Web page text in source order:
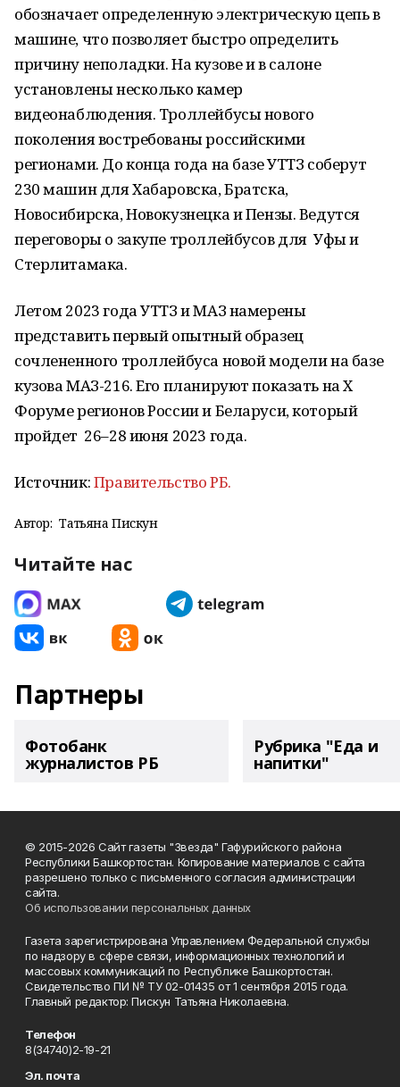
обозначает определенную электрическую цепь в
машине, что позволяет быстро определить
причину неполадки. На кузове и в салоне
установлены несколько камер
видеонаблюдения. Троллейбусы нового
поколения востребованы российскими
регионами. До конца года на базе УТТЗ соберут
230 машин для Хабаровска, Братска,
Новосибирска, Новокузнецка и Пензы. Ведутся
переговоры о закупе троллейбусов для Уфы и
Стерлитамака.
Летом 2023 года УТТЗ и МАЗ намерены
представить первый опытный образец
сочлененного троллейбуса новой модели на базе
кузова МАЗ-216. Его планируют показать на X
Форуме регионов России и Беларуси, который
пройдет 26–28 июня 2023 года.
Источник:Правительство РБ.
Автор: Татьяна Пискун
Читайте нас
Партнеры
Фотобанк
журналистов РБ
Рубрика "Еда и
напитки"
© 2015-2026 Сайт газеты "Звезда" Гафурийского района
Республики Башкортостан. Копирование материалов с сайта
разрешено только с письменного согласия администрации
сайта.
Об использовании персональных данных
Газета зарегистрирована Управлением Федеральной службы
по надзору в сфере связи, информационных технологий и
массовых коммуникаций по Республике Башкортостан.
Свидетельство ПИ № ТУ 02-01435 от 1 сентября 2015 года.
Главный редактор: Пискун Татьяна Николаевна.
Телефон
8(34740)2-19-21
Эл. почта